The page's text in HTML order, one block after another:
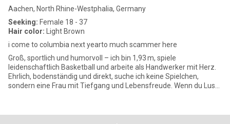
Aachen, North Rhine-Westphalia, Germany
Seeking: Female 18 - 37
Hair color: Light Brown
i come to columbia next yearto much scammer here
Groß, sportlich und humorvoll – ich bin 1,93 m, spiele
leidenschaftlich Basketball und arbeite als Handwerker mit Herz.
Ehrlich, bodenständig und direkt, suche ich keine Spielchen,
sondern eine Frau mit Tiefgang und Lebensfreude. Wenn du Lust